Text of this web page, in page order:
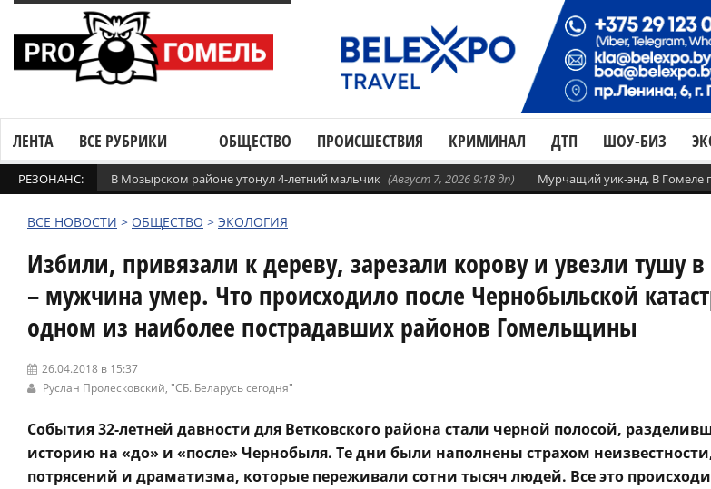
ЛЕНТА ВСЕ РУБРИКИ ОБЩЕСТВО ПРОИСШЕСТВИЯ КРИМИНАЛ ДТП ШОУ-БИЗ
РЕЗОНАНС: В Мозырском районе утонул 4-летний мальчик (Август 7, 2026 9:18 дп) Мурчащий уик-энд. В Гомеле
ВСЕ НОВОСТИ > ОБЩЕСТВО > ЭКОЛОГИЯ
Избили, привязали к дереву, зарезали корову и увезли тушу
– мужчина умер. Что происходило после Чернобыльской
одном из наиболее пострадавших районов Гомельщины
26.04.2018 в 15:37
Руслан Пролесковский, "СБ. Беларусь сегодня"
События 32-летней давности для Ветковского района стали черной полосой,
историю на «до» и «после» Чернобыля. Те дни были наполнены страхом
потрясений и драматизма, которые переживали сотни тысяч людей. Все это